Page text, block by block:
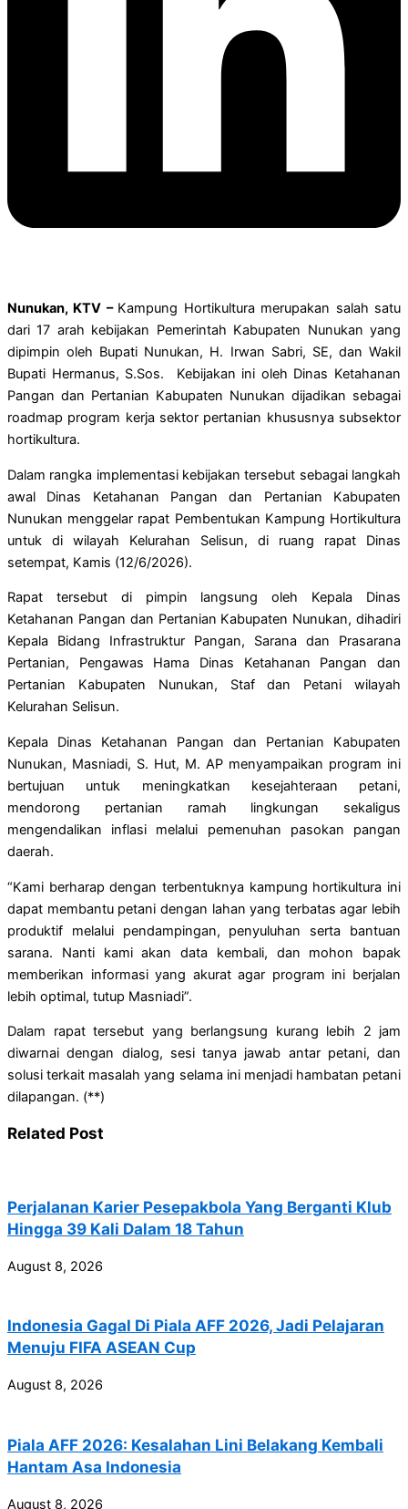
Nunukan, KTV – Kampung Hortikultura merupakan salah satu
dari 17 arah kebijakan Pemerintah Kabupaten Nunukan yang
dipimpin oleh Bupati Nunukan, H. Irwan Sabri, SE, dan Wakil
Bupati Hermanus, S.Sos. Kebijakan ini oleh Dinas Ketahanan
Pangan dan Pertanian Kabupaten Nunukan dijadikan sebagai
roadmap program kerja sektor pertanian khususnya subsektor
hortikultura.
Dalam rangka implementasi kebijakan tersebut sebagai langkah
awal Dinas Ketahanan Pangan dan Pertanian Kabupaten
Nunukan menggelar rapat Pembentukan Kampung Hortikultura
untuk di wilayah Kelurahan Selisun, di ruang rapat Dinas
setempat, Kamis (12/6/2026).
Rapat tersebut di pimpin langsung oleh Kepala Dinas
Ketahanan Pangan dan Pertanian Kabupaten Nunukan, dihadiri
Kepala Bidang Infrastruktur Pangan, Sarana dan Prasarana
Pertanian, Pengawas Hama Dinas Ketahanan Pangan dan
Pertanian Kabupaten Nunukan, Staf dan Petani wilayah
Kelurahan Selisun.
Kepala Dinas Ketahanan Pangan dan Pertanian Kabupaten
Nunukan, Masniadi, S. Hut, M. AP menyampaikan program ini
bertujuan untuk meningkatkan kesejahteraan petani,
mendorong pertanian ramah lingkungan sekaligus
mengendalikan inflasi melalui pemenuhan pasokan pangan
daerah.
“Kami berharap dengan terbentuknya kampung hortikultura ini
dapat membantu petani dengan lahan yang terbatas agar lebih
produktif melalui pendampingan, penyuluhan serta bantuan
sarana. Nanti kami akan data kembali, dan mohon bapak
memberikan informasi yang akurat agar program ini berjalan
lebih optimal, tutup Masniadi”.
Dalam rapat tersebut yang berlangsung kurang lebih 2 jam
diwarnai dengan dialog, sesi tanya jawab antar petani, dan
solusi terkait masalah yang selama ini menjadi hambatan petani
dilapangan. (**)
Related Post
Perjalanan Karier Pesepakbola Yang Berganti Klub
Hingga 39 Kali Dalam 18 Tahun
August 8, 2026
Indonesia Gagal Di Piala AFF 2026, Jadi Pelajaran
Menuju FIFA ASEAN Cup
August 8, 2026
Piala AFF 2026: Kesalahan Lini Belakang Kembali
Hantam Asa Indonesia
August 8, 2026